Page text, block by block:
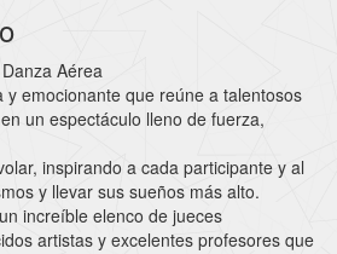
Aérea
y emocionante que reúne a talentosos
un espectáculo lleno de fuerza,
inspirando a cada participante y al
y llevar sus sueños más alto.
increíble elenco de jueces
artistas y excelentes profesores que